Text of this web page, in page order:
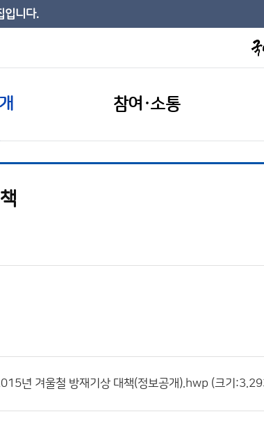
입니다.
참여·소통
년 겨울철 방재기상 대책(정보공개).hwp (크기